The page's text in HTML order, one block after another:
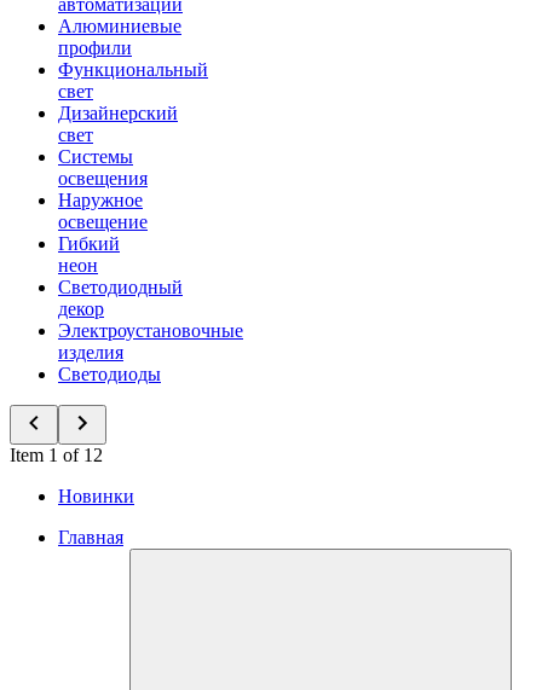
автоматизации
Алюминиевые
профили
Функциональный
свет
Дизайнерский
свет
Системы
освещения
Наружное
освещение
Гибкий
неон
Светодиодный
декор
Электроустановочные
изделия
Светодиоды
Item 1 of 12
Новинки
Главная